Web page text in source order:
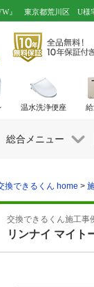
』 東京都荒川区 U様
換できるくん home >
交換できるくん施工事
リンナイ マイ
温水洗浄便座
総合メニュー